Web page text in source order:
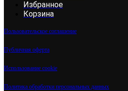
Избранное
Корзина
Пользовательское соглашение
Публичная оферта
Использование cookie
Политика обработки персональных данных